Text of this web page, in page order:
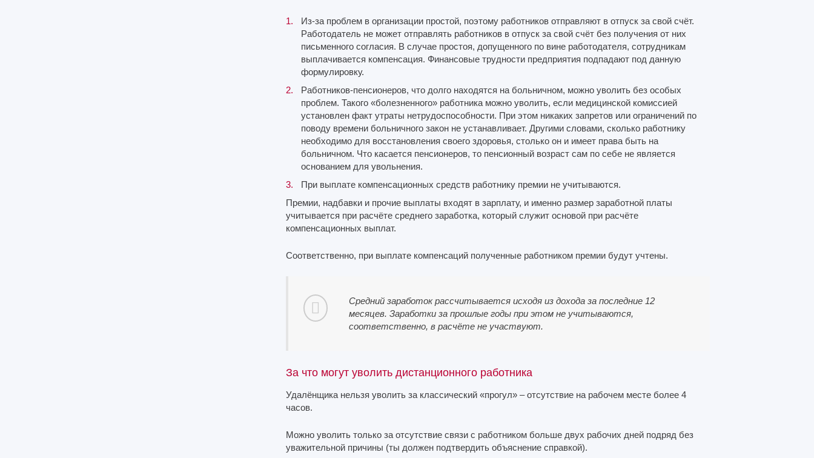
Из-за проблем в организации простой, поэтому работников отправляют в отпуск за свой счёт.
Работодатель не может отправлять работников в отпуск за свой счёт без получения от них
письменного согласия. В случае простоя, допущенного по вине работодателя, сотрудникам
выплачивается компенсация. Финансовые трудности предприятия подпадают под данную
формулировку.
Работников-пенсионеров, что долго находятся на больничном, можно уволить без особых
проблем. Такого «болезненного» работника можно уволить, если медицинской комиссией
установлен факт утраты нетрудоспособности. При этом никаких запретов или ограничений по
поводу времени больничного закон не устанавливает. Другими словами, сколько работнику
необходимо для восстановления своего здоровья, столько он и имеет права быть на
больничном. Что касается пенсионеров, то пенсионный возраст сам по себе не является
основанием для увольнения.
При выплате компенсационных средств работнику премии не учитываются.
Премии, надбавки и прочие выплаты входят в зарплату, и именно размер заработной платы
учитывается при расчёте среднего заработка, который служит основой при расчёте
компенсационных выплат.
Соответственно, при выплате компенсаций полученные работником премии будут учтены.
Средний заработок рассчитывается исходя из дохода за последние 12
месяцев. Заработки за прошлые годы при этом не учитываются,
соответственно, в расчёте не участвуют.
За что могут уволить дистанционного работника
Удалёнщика нельзя уволить за классический «прогул» ‒ отсутствие на рабочем месте более 4
часов.
Можно уволить только за отсутствие связи с работником больше двух рабочих дней подряд без
уважительной причины (ты должен подтвердить объяснение справкой).